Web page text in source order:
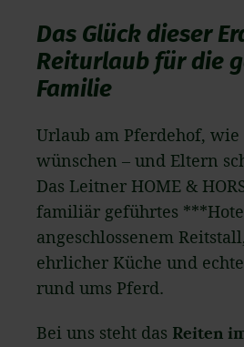
Das Glück dieser
Reiturlaub für die
Familie
Urlaub am Pferdehof,
wünschen – und Eltern
Das Leitner HOME &
familiär geführtes
angeschlossenem
ehrlicher Küche und
rund ums Pferd.
Bei uns steht das Reiten